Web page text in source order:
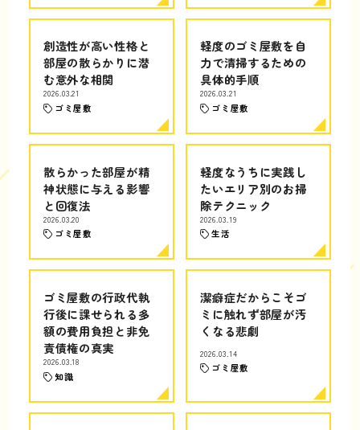
創造性が高い性格と
部屋の散らかりに潜
む意外な相関
2026.03.21
ゴミ屋敷
軽度のゴミ屋敷を自
力で清掃するための
具体的手順
2026.03.21
ゴミ屋敷
散らかった部屋が精
神状態に与える影響
と回復法
2026.03.20
ゴミ屋敷
軽度なうちに実践し
たいエリア別のお掃
除テクニック
2026.03.19
生活
ゴミ屋敷の行政代執
行後に課せられる多
額の費用負担と非免
責債権の真実
2026.03.18
知識
潔癖症だからこそゴ
ミに触れず部屋が汚
くなる悲劇
2026.03.14
ゴミ屋敷